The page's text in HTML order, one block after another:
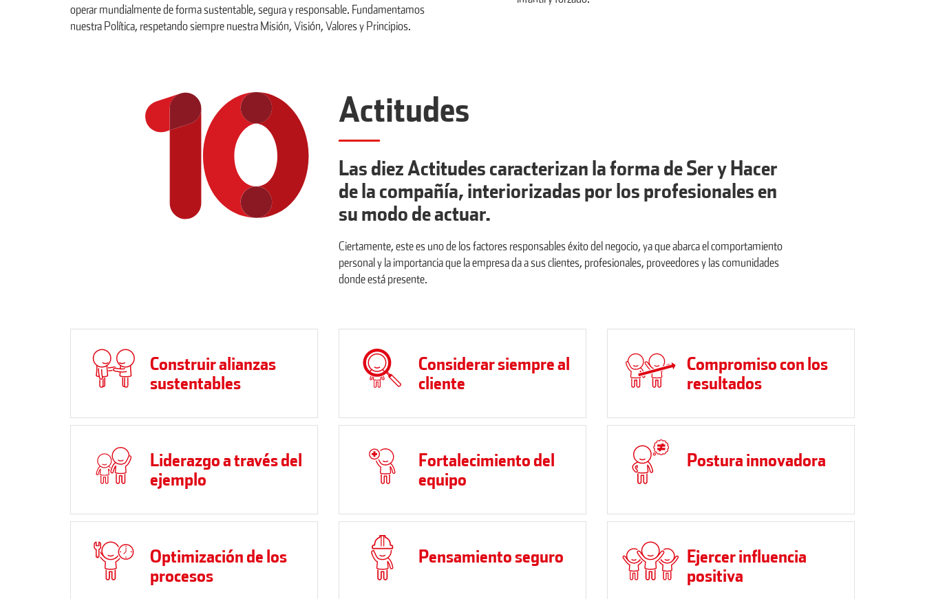
operar mundialmente de forma sustentable, segura y responsable. Fundamentamos
nuestra Política, respetando siempre nuestra Misión, Visión, Valores y Principios.
Actitudes
Las diez Actitudes caracterizan la forma de Ser y Hacer
de la compañía, interiorizadas por los profesionales en
su modo de actuar.
Ciertamente, este es uno de los factores responsables éxito del negocio, ya que abarca el comportamiento
personal y la importancia que la empresa da a sus clientes, profesionales, proveedores y las comunidades
donde está presente.
Construir alianzas
sustentables
Considerar siempre al
cliente
Compromiso con los
resultados
Liderazgo a través del
ejemplo
Fortalecimiento del
equipo
Postura innovadora
Optimización de los
procesos
Pensamiento seguro
Ejercer influencia
positiva